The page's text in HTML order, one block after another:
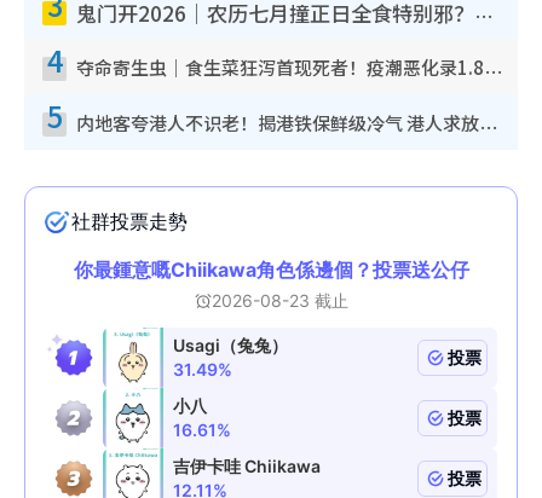
鬼门开2026｜农历七月撞正日全食特别邪？专家警告切忌做一事！揭4大禁忌+2招保平安
4 夺命寄生虫｜食生菜狂泻首现死者！疫潮恶化录1.8万宗病例 揭洗菜3大谬误
5 内地客夸港人不识老！揭港铁保鲜级冷气 港人求放过：别投诉